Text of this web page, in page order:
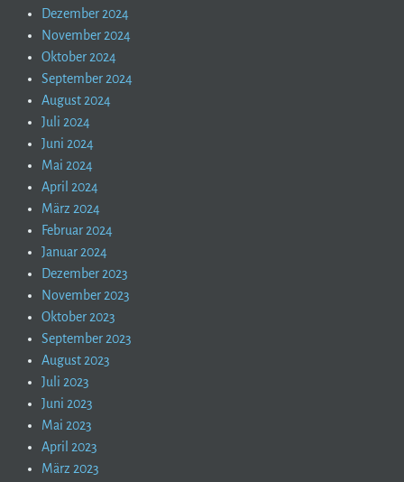
Dezember 2024
November 2024
Oktober 2024
September 2024
August 2024
Juli 2024
Juni 2024
Mai 2024
April 2024
März 2024
Februar 2024
Januar 2024
Dezember 2023
November 2023
Oktober 2023
September 2023
August 2023
Juli 2023
Juni 2023
Mai 2023
April 2023
März 2023